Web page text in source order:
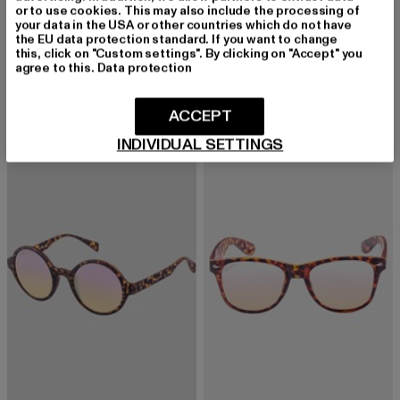
MSTRDS
MSTRDS Sunglasses Arthur Youth
Derzeitiger Preis: 10,00 EURAktionspreis: 24,99 EUR
MSTRDS
December
-60%
or to use cookies. This may also include the processing of
your data in the USA or other countries which do not have
the EU data protection standard. If you want to change
this, click on "Custom settings". By clicking on "Accept" you
agree to this. Data protection
INDIVIDUAL SETTINGS
ACCEPT